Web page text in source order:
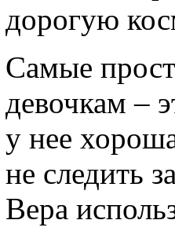
дорогую
Самые
девочкам –
у нее
не следить
Вера